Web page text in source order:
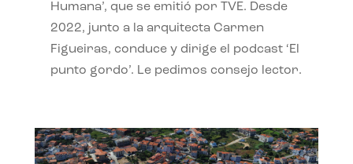
Humana’, que se emitió por TVE. Desde
2022, junto a la arquitecta Carmen
Figueiras, conduce y dirige el podcast ‘El
punto gordo’. Le pedimos consejo lector.